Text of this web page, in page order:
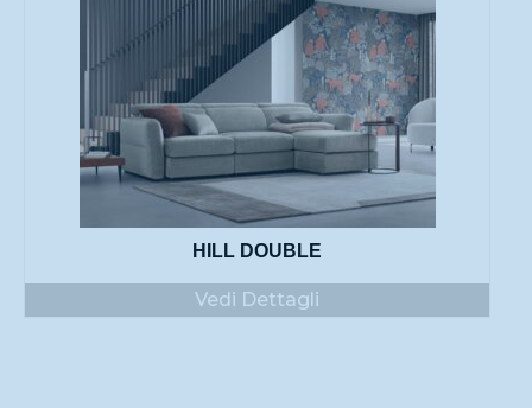
HILL DOUBLE
Vedi Dettagli